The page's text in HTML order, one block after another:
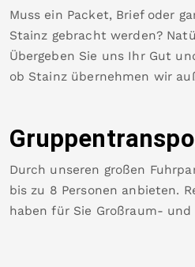
Muss ein Packet, Brief oder
Stainz gebracht werden?
Übergeben Sie uns Ihr Gut
ob Stainz übernehmen wir
Durch unseren großen
bis zu 8 Personen anbieten.
haben für Sie Großraum-